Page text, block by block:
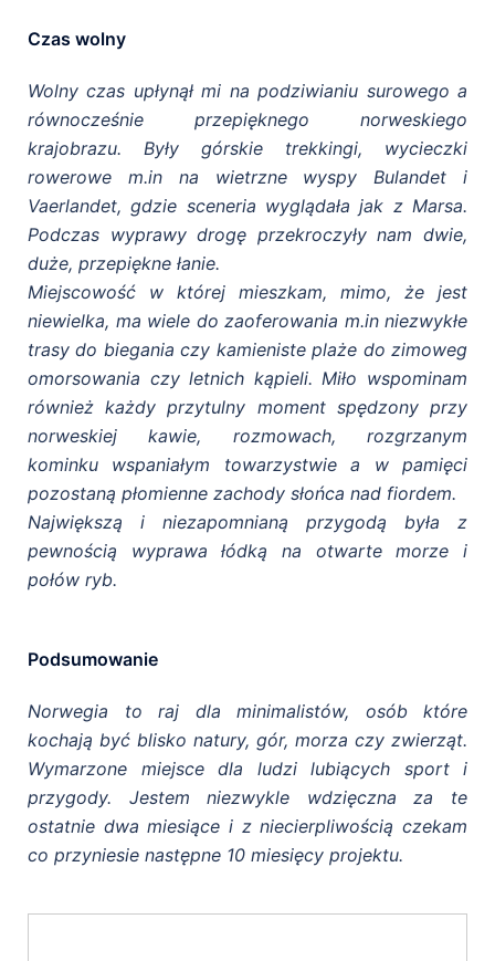
Czas wolny
Wolny czas upłynął mi na podziwianiu surowego a
równocześnie przepięknego norweskiego
krajobrazu. Były górskie trekkingi, wycieczki
rowerowe m.in na wietrzne wyspy Bulandet i
Vaerlandet, gdzie sceneria wyglądała jak z Marsa.
Podczas wyprawy drogę przekroczyły nam dwie,
duże, przepiękne łanie.
Miejscowość w której mieszkam, mimo, że jest
niewielka, ma wiele do zaoferowania m.in niezwykłe
trasy do biegania czy kamieniste plaże do zimoweg
omorsowania czy letnich kąpieli. Miło wspominam
również każdyprzytulny moment spędzony przy
norweskiej kawie, rozmowach, rozgrzanym
kominku wspaniałym towarzystwie a w pamięci
pozostaną płomienne zachody słońca nad fiordem.
Największą i niezapomnianą przygodą była z
pewnością wyprawa łódką na otwarte morze i
połów ryb.
Podsumowanie
Norwegia to raj dla minimalistów, osób które
kochają być blisko natury, gór, morza czy zwierząt.
Wymarzone miejsce dla ludzi lubiących sport i
przygody. Jestem niezwykle wdzięczna za te
ostatnie dwa miesiące i z niecierpliwością czekam
co przyniesie następne 10 miesięcy projektu.